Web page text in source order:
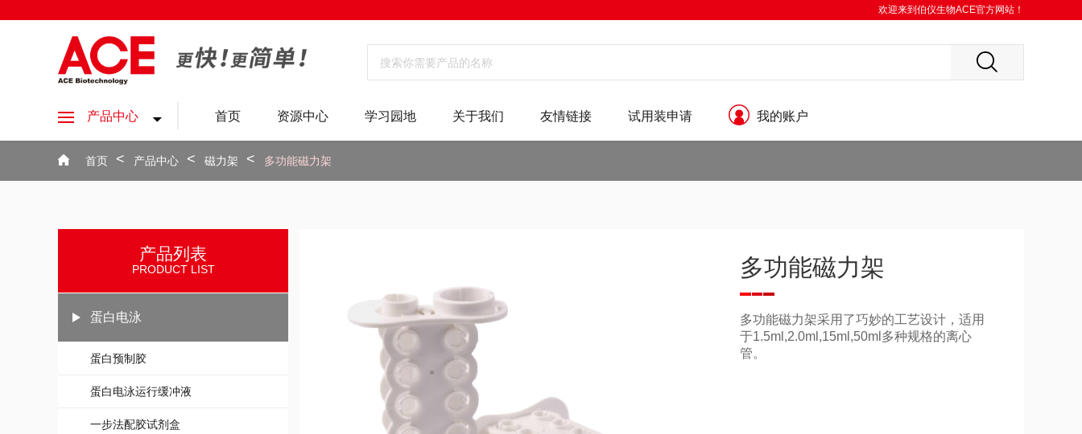
欢迎来到伯仪生物ACE官方网站！
产品中心 首页 资源中心 学习园地 关于我们 友情链接 试用装申请 我的账户
首页 产品中心 磁力架 多功能磁力架
产品列表
PRODUCT LIST
蛋白电泳
蛋白预制胶
蛋白电泳运行缓冲液
一步法配胶试剂盒
多功能磁力架
多功能磁力架采用了巧妙的工艺设计，适用
于1.5ml,2.0ml,15ml,50ml多种规格的离心
管。